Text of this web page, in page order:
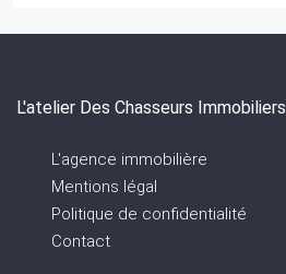
L'atelier Des Chasseurs Immobiliers
L'agence immobilière
Mentions légal
Politique de confidentialité
Contact